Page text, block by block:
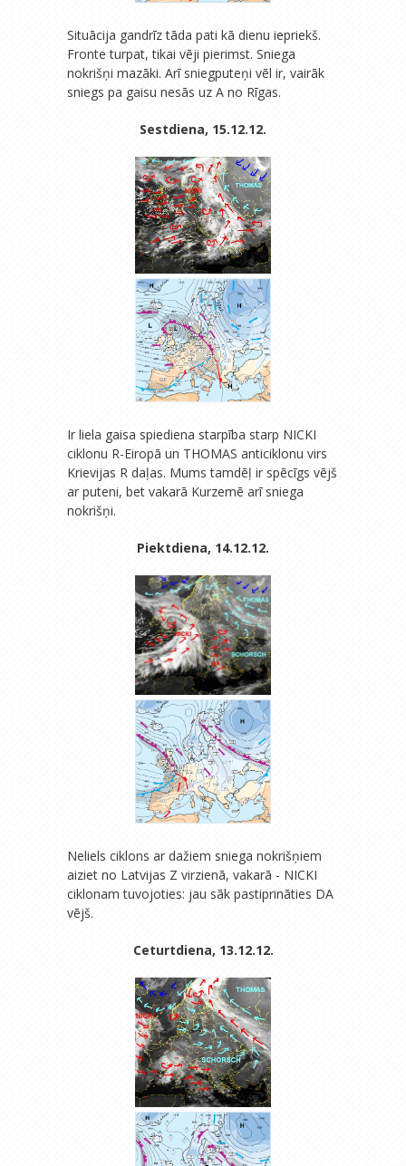
Situācija gandrīz tāda pati kā dienu iepriekš.
Fronte turpat, tikai vēji pierimst. Sniega
nokrišņi mazāki. Arī sniegputeņi vēl ir, vairāk
sniegs pa gaisu nesās uz A no Rīgas.
Sestdiena, 15.12.12.
Ir liela gaisa spiediena starpība starp NICKI
ciklonu R-Eiropā un THOMAS anticiklonu virs
Krievijas R daļas. Mums tamdēļ ir spēcīgs vējš
ar puteni, bet vakarā Kurzemē arī sniega
nokrišņi.
Piektdiena, 14.12.12.
Neliels ciklons ar dažiem sniega nokrišņiem
aiziet no Latvijas Z virzienā, vakarā - NICKI
ciklonam tuvojoties: jau sāk pastiprināties DA
vējš.
Ceturtdiena, 13.12.12.